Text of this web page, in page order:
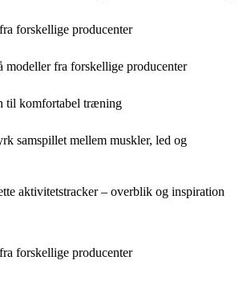
forskellige producenter
modeller fra forskellige producenter
til komfortabel træning
samspillet mellem muskler, led og
aktivitetstracker – overblik og inspiration
forskellige producenter